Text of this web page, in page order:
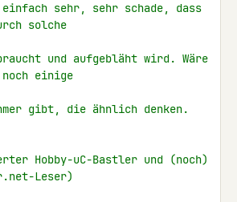
sehr, sehr schade, dass
solche
und aufgebläht wird. Wäre
noch einige
gibt, die ähnlich denken.
Hobby-uC-Bastler und (noch)
Leser)